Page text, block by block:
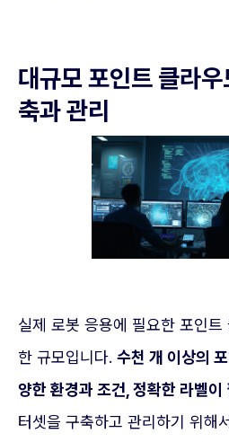
대규모 포인트 클라
축과 관리
실제 로봇 응용에 필요한 포인
한 규모입니다. 수천 개 이상의
양한 환경과 조건, 정확한 라벨이
터셋을 구축하고 관리하기 위해